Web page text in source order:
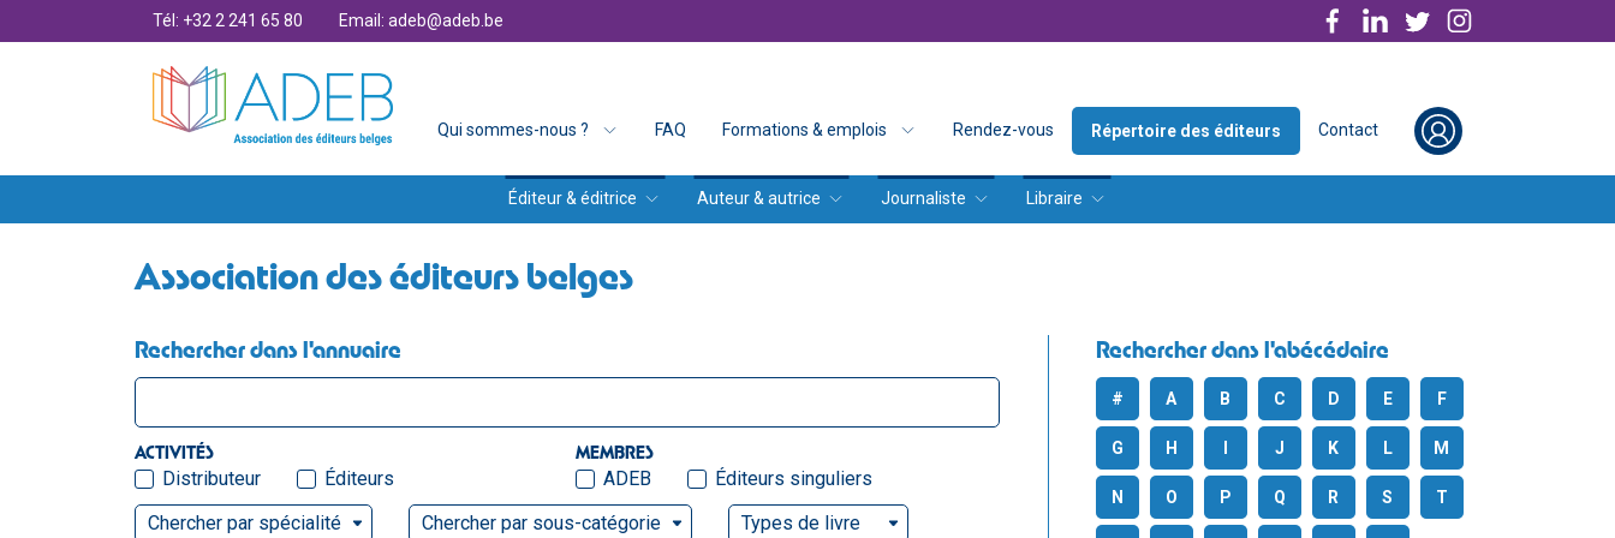
Tél: +32 2 241 65 80 Email: adeb@adeb.be
Qui sommes-nous ? FAQ Formations & emplois Rendez-vous Répertoire des éditeurs Contact
Éditeur & éditrice Auteur & autrice Journaliste Libraire
Association des éditeurs belges
Rechercher dans l'abécédaire
# A B C D E F
G H J K L M
N O P Q R S T
Rechercher dans l'annuaire
ACTIVITÉS
Distributeur Éditeurs
MEMBRES
ADEB
Éditeurs singuliers
Chercher par spécialité
Chercher par sous-catégorie Types de livre